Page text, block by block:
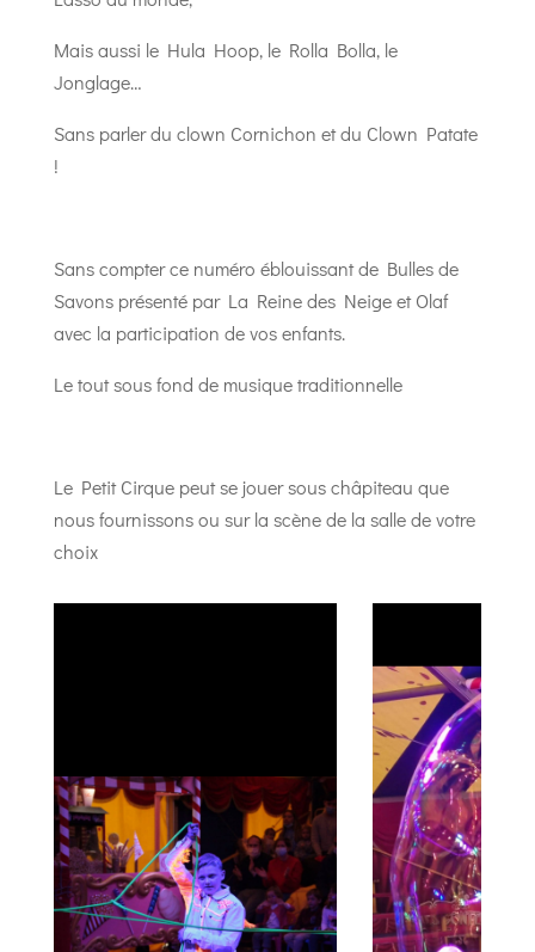
Mais aussi le Hula Hoop, le Rolla Bolla, le
Jonglage…
Sans parler du clown Cornichon et du Clown Patate
!
Sans compter ce numéro éblouissant de Bulles de
Savons présenté par La Reine des Neige et Olaf
avec la participation de vos enfants.
Le tout sous fond de musique traditionnelle
Le Petit Cirque peut se jouer sous châpiteau que
nous fournissons ou sur la scène de la salle de votre
choix